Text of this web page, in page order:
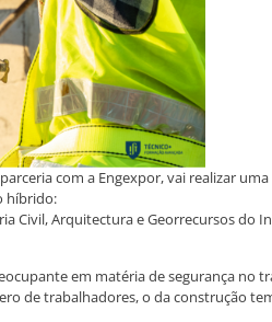
com a Engexpor, vai realizar
híbrido:
Civil, Arquitectura e Georrecursos do
em matéria de segurança no
de trabalhadores, o da construção